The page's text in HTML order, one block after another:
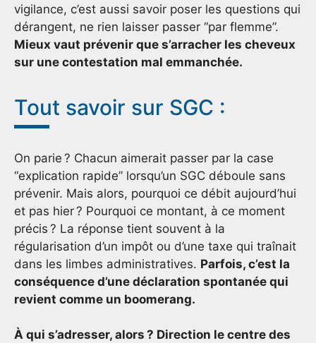
vigilance, c’est aussi savoir poser les questions qui
dérangent, ne rien laisser passer “par flemme”.
Mieux vaut prévenir que s’arracher les cheveux
sur une contestation mal emmanchée.
Tout savoir sur SGC :
On parie ? Chacun aimerait passer par la case
“explication rapide” lorsqu’un SGC déboule sans
prévenir. Mais alors, pourquoi ce débit aujourd’hui
et pas hier ? Pourquoi ce montant, à ce moment
précis ? La réponse tient souvent à la
régularisation d’un impôt ou d’une taxe qui traînait
dans les limbes administratives. Parfois, c’est la
conséquence d’une déclaration spontanée qui
revient comme un boomerang.
À qui s’adresser, alors ? Direction le centre des